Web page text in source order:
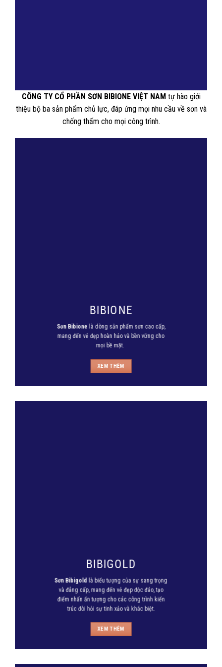
CÔNG TY CỔ PHẦN SƠN BIBIONE VIỆT NAMtự hào giới
thiệu bộ ba sản phẩm chủ lực, đáp ứng mọi nhu cầu về sơn và
chống thấm cho mọi công trình.
BIBIONE
Sơn Bibione là dòng sản phẩm sơn cao cấp,
mang đến vẻ đẹp hoàn hảo và bền vững cho
mọi bề mặt.
XEM THÊM
BIBIGOLD
Sơn Bibigold là biểu tượng của sự sang trọng
và đẳng cấp, mang đến vẻ đẹp độc đáo, tạo
điểm nhấn ấn tượng cho các công trình kiến
trúc đòi hỏi sự tinh xảo và khác biệt.
XEM THÊM